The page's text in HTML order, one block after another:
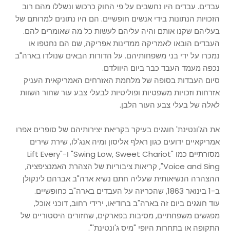
עבדים. עבדים היו נחשבים על פי החוק כרכוש ונשללו מהם רוב
הזכויות הנתונות בידי אנשים חופשיים. הם היו נתונים למרותם של
בעליהם שקנו אותם והיה עליהם לעשות כל מה שאומרים להם.
העבדים הובאו לאמריקה ממדינות אפריקה, שם הם נחטפו או
נמכרו על ידי בני משפחותיהם. על הדורות הבאים שנולדו בארה"ב
נכפה מעמד העבד כבר ביום היוולדם.
סיום העבדות בסופה של מלחמת האזרחים האמריקאית העניק
אזרחות וזכויות משפטיות ופוליטיות לבעלי צבע עור שחור השוות
לאלה של בעלי צבע העור הלבן.
את הג'ונטינת' חוגגים בעיקר בקריאת יצירותיהם של סופרים אפרו
אמריקאיים ידועים כגון ראלף אליסון ומיה אנג'לו, שירת שירים
מסורתיים כמו "Swing Low, Sweet Chariot" ו-
"Lift Every
Voice and Sing", קריאות ציבוריות של הצהרת האמנציפציה,
ההצהרה הנשיאותית שעליה חתם נשיא ארה"ב אברהם לינקולן
ב-1 בינואר 1863, שהכריזה על העבדים בארה"ב כחופשיים.
עוד חוגגים ביום זה בארה"ב ברודיאו, ירידי רחוב, דוכני אוכל,
מפגשים משפחתיים, מסיבות בפארקים, שחזורים היסטוריים של
התקופה או בתחרות היופי "מיס ג'ונטינת'".